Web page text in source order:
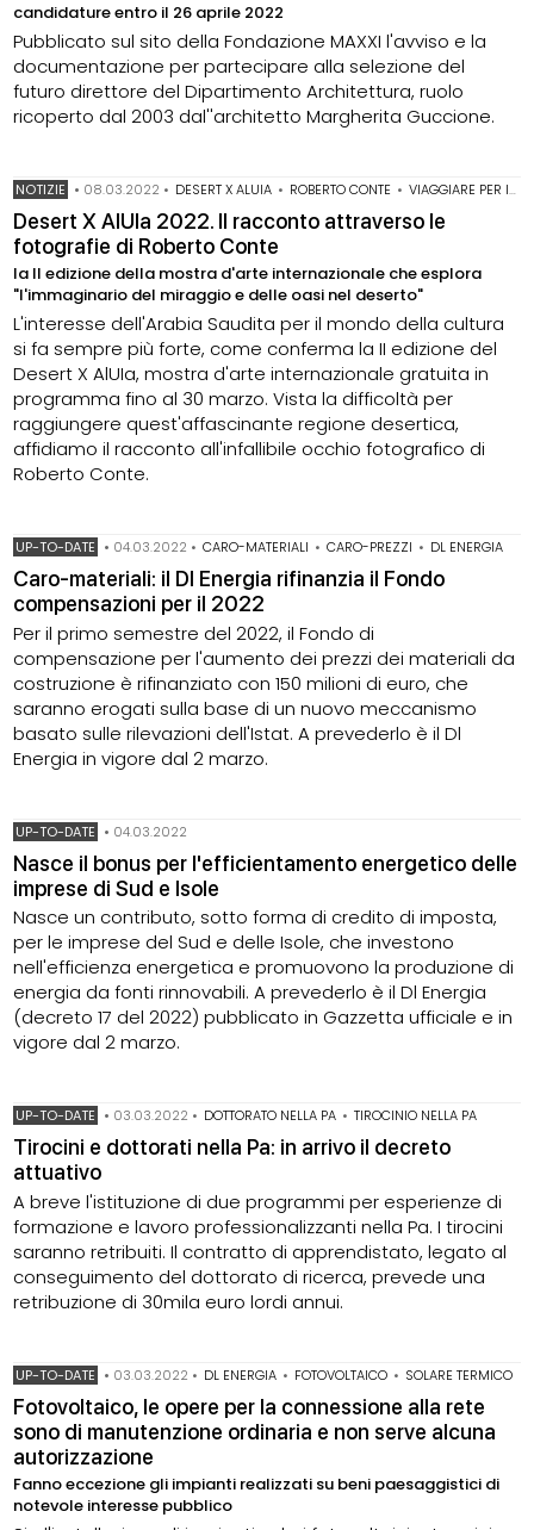
candidature entro il 26 aprile 2022
Pubblicato sul sito della Fondazione MAXXI l'avviso e la
documentazione per partecipare alla selezione del
futuro direttore del Dipartimento Architettura, ruolo
ricoperto dal 2003 dal''architetto Margherita Guccione.
NOTIZIE • 08.03.2022 • DESERT X ALUIA • ROBERTO CONTE • VIAGGIARE PER IMMAGINI
Desert X AlUIa 2022. Il racconto attraverso le
fotografie di Roberto Conte
la II edizione della mostra d'arte internazionale che esplora
"l'immaginario del miraggio e delle oasi nel deserto"
L'interesse dell'Arabia Saudita per il mondo della cultura
si fa sempre più forte, come conferma la II edizione del
Desert X AlUIa, mostra d'arte internazionale gratuita in
programma fino al 30 marzo. Vista la difficoltà per
raggiungere quest'affascinante regione desertica,
affidiamo il racconto all'infallibile occhio fotografico di
Roberto Conte.
UP-TO-DATE • 04.03.2022 • CARO-MATERIALI • CARO-PREZZI • DL ENERGIA
Caro-materiali: il Dl Energia rifinanzia il Fondo
compensazioni per il 2022
Per il primo semestre del 2022, il Fondo di
compensazione per l'aumento dei prezzi dei materiali da
costruzione è rifinanziato con 150 milioni di euro, che
saranno erogati sulla base di un nuovo meccanismo
basato sulle rilevazioni dell'Istat. A prevederlo è il Dl
Energia in vigore dal 2 marzo.
UP-TO-DATE • 04.03.2022
Nasce il bonus per l'efficientamento energetico delle
imprese di Sud e Isole
Nasce un contributo, sotto forma di credito di imposta,
per le imprese del Sud e delle Isole, che investono
nell'efficienza energetica e promuovono la produzione di
energia da fonti rinnovabili. A prevederlo è il Dl Energia
(decreto 17 del 2022) pubblicato in Gazzetta ufficiale e in
vigore dal 2 marzo.
UP-TO-DATE • 03.03.2022 • DOTTORATO NELLA PA • TIROCINIO NELLA PA
Tirocini e dottorati nella Pa: in arrivo il decreto
attuativo
A breve l'istituzione di due programmi per esperienze di
formazione e lavoro professionalizzanti nella Pa. I tirocini
saranno retribuiti. Il contratto di apprendistato, legato al
conseguimento del dottorato di ricerca, prevede una
retribuzione di 30mila euro lordi annui.
UP-TO-DATE • 03.03.2022 • DL ENERGIA • FOTOVOLTAICO • SOLARE TERMICO
Fotovoltaico, le opere per la connessione alla rete
sono di manutenzione ordinaria e non serve alcuna
autorizzazione
Fanno eccezione gli impianti realizzati su beni paesaggistici di
notevole interesse pubblico